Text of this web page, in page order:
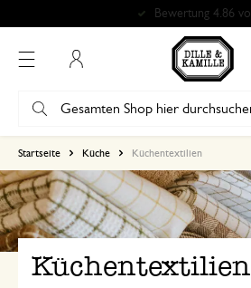
Bewertung 4.86
Startseite Küche Küchentextilien
Küchentextilien